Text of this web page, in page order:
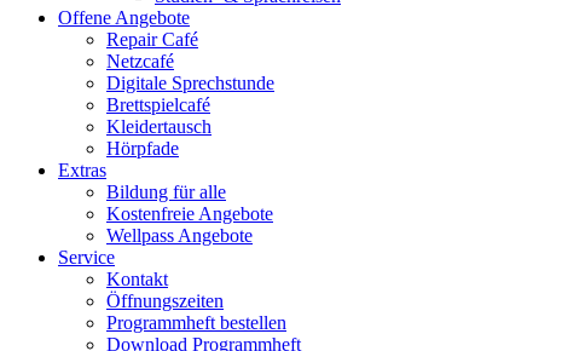
Offene Angebote
Repair Café
Netzcafé
Digitale Sprechstunde
Brettspielcafé
Kleidertausch
Hörpfade
Extras
Bildung für alle
Kostenfreie Angebote
Wellpass Angebote
Service
Kontakt
Öffnungszeiten
Programmheft bestellen
Download Programmheft